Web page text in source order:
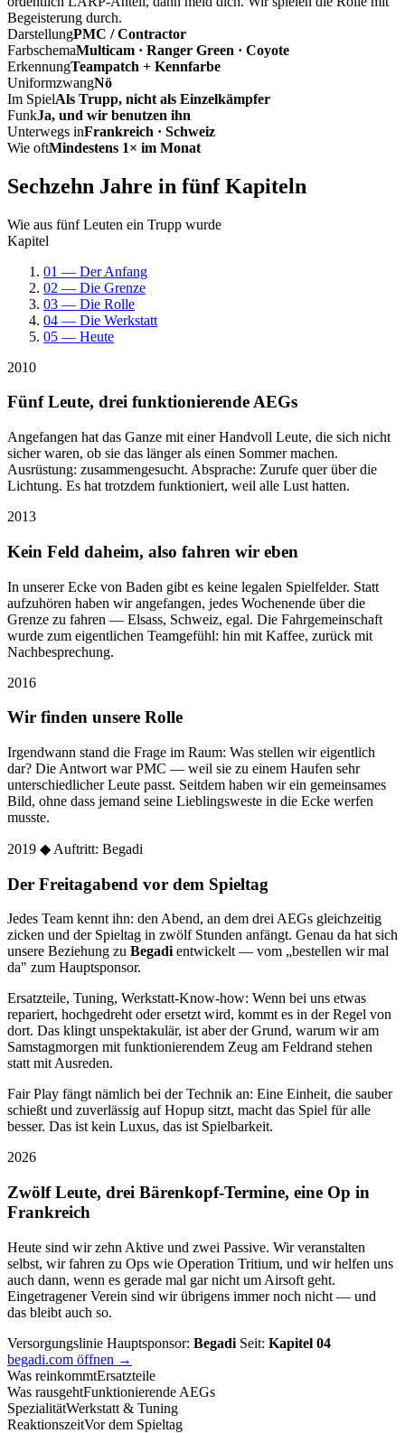
Begeisterung durch.
DarstellungPMC / Contractor
FarbschemaMulticam · Ranger Green · Coyote
ErkennungTeampatch + Kennfarbe
UniformzwangNö
Im SpielAls Trupp, nicht als Einzelkämpfer
FunkJa, und wir benutzen ihn
Unterwegs inFrankreich · Schweiz
Wie oftMindestens 1× im Monat
Sechzehn Jahre in fünf Kapiteln
Wie aus fünf Leuten ein Trupp wurde
Kapitel
01 — Der Anfang
02 — Die Grenze
03 — Die Rolle
04 — Die Werkstatt
05 — Heute
2010
Fünf Leute, drei funktionierende AEGs
Angefangen hat das Ganze mit einer Handvoll Leute, die sich nicht
sicher waren, ob sie das länger als einen Sommer machen.
Ausrüstung: zusammengesucht. Absprache: Zurufe quer über die
Lichtung. Es hat trotzdem funktioniert, weil alle Lust hatten.
2013
Kein Feld daheim, also fahren wir eben
In unserer Ecke von Baden gibt es keine legalen Spielfelder. Statt
aufzuhören haben wir angefangen, jedes Wochenende über die
Grenze zu fahren — Elsass, Schweiz, egal. Die Fahrgemeinschaft
wurde zum eigentlichen Teamgefühl: hin mit Kaffee, zurück mit
Nachbesprechung.
2016
Wir finden unsere Rolle
Irgendwann stand die Frage im Raum: Was stellen wir eigentlich
dar? Die Antwort war PMC — weil sie zu einem Haufen sehr
unterschiedlicher Leute passt. Seitdem haben wir ein gemeinsames
Bild, ohne dass jemand seine Lieblingsweste in die Ecke werfen
musste.
2019 ◆ Auftritt: Begadi
Der Freitagabend vor dem Spieltag
Jedes Team kennt ihn: den Abend, an dem drei AEGs gleichzeitig
zicken und der Spieltag in zwölf Stunden anfängt. Genau da hat sich
unsere Beziehung zu Begadientwickelt — vom „bestellen wir mal
da" zum Hauptsponsor.
Ersatzteile, Tuning, Werkstatt-Know-how: Wenn bei uns etwas
repariert, hochgedreht oder ersetzt wird, kommt es in der Regel von
dort. Das klingt unspektakulär, ist aber der Grund, warum wir am
Samstagmorgen mit funktionierendem Zeug am Feldrand stehen
statt mit Ausreden.
Fair Play fängt nämlich bei der Technik an: Eine Einheit, die sauber
schießt und zuverlässig auf Hopup sitzt, macht das Spiel für alle
besser. Das ist kein Luxus, das ist Spielbarkeit.
2026
Zwölf Leute, drei Bärenkopf-Termine, eine Op in
Frankreich
Heute sind wir zehn Aktive und zwei Passive. Wir veranstalten
selbst, wir fahren zu Ops wie Operation Tritium, und wir helfen uns
auch dann, wenn es gerade mal gar nicht um Airsoft geht.
Eingetragener Verein sind wir übrigens immer noch nicht — und
das bleibt auch so.
Versorgungslinie Hauptsponsor: Begadi Seit: Kapitel 04
begadi.com öffnen →
Was reinkommtErsatzteile
Was rausgehtFunktionierende AEGs
SpezialitätWerkstatt & Tuning
ReaktionszeitVor dem Spieltag